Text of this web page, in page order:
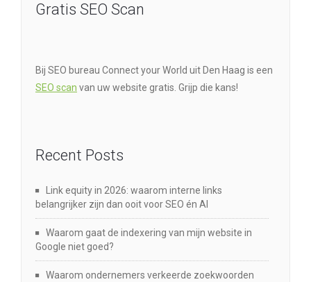
Gratis SEO Scan
Bij SEO bureau Connect your World uit Den Haag is een
SEO scan van uw website gratis. Grijp die kans!
Recent Posts
Link equity in 2026: waarom interne links
belangrijker zijn dan ooit voor SEO én AI
Waarom gaat de indexering van mijn website in
Google niet goed?
Waarom ondernemers verkeerde zoekwoorden